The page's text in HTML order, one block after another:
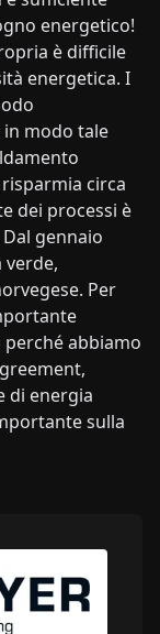
energetico!
è difficile
energetica. I
modo tale
circa
dei processi è
gennaio
verde,
Per
perché abbiamo
di energia
sulla